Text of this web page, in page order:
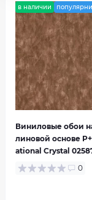
Kolibri
в наличии
Виниловые обои
линовой основе
ational Crystal
0